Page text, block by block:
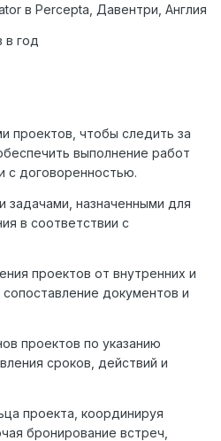
в Percepta, Давентри Англия
в год
проектов, чтобы следить за
выполнение работ
с договоренностью.
задачами, назначенными для
в соответствии с
проектов от внутренних и
документов и
проектов по указанию
сроков, действий и
проекта, координируя
бронирование встреч,